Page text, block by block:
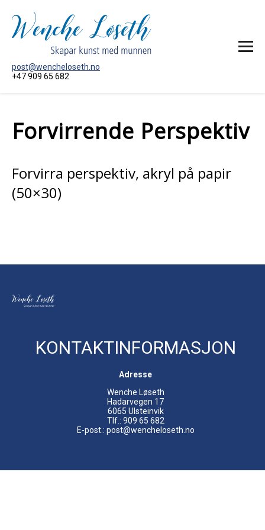
post@wencheloseth.no
+47 909 65 682
MÅLERI
OM KUNSTNAREN
KONTAKT MEG
Forvirrende Perspektiv
Forvirra perspektiv, akryl på papir
(50×30)
KONTAKTINFORMASJON
Adresse
Wenche Løseth
Hadarvegen 17
6065 Ulsteinvik
Tlf.: 909 65 682
E-post.: post@wencheloseth.no